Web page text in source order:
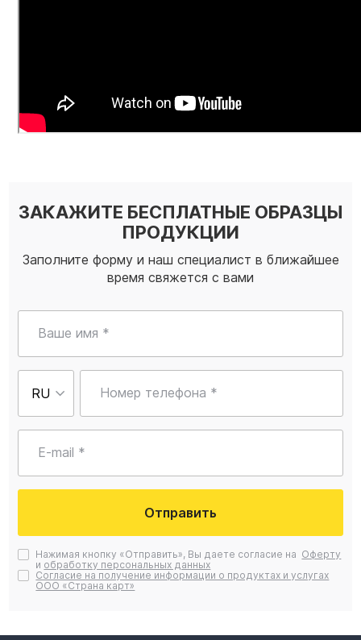
ЗАКАЖИТЕ БЕСПЛАТНЫЕ ОБРАЗЦЫ
ПРОДУКЦИИ
Заполните форму и наш специалист в ближайшее
время свяжется с вами
Ваше имя *
Номер телефона *
E-mail *
Отправить
Нажимая кнопку «Отправить», Вы даете согласие на Оферту
и обработку персональных данных
Согласие на получение информации о продуктах и услугах
ООО «Страна карт»